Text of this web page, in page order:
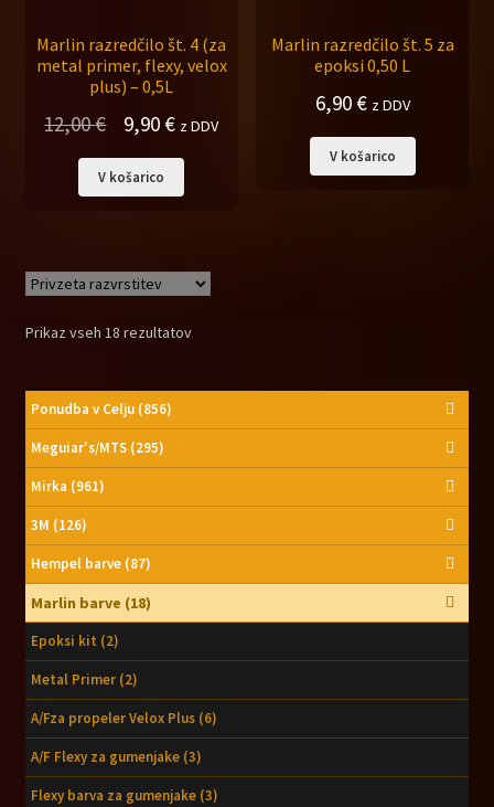
Marlin razredčilo št. 4 (za
metal primer, flexy, velox
plus) – 0,5L
12,00€
Izvirna
cena
je
9,90€Trenutna
cena
je:
z DDV
V košarico
Marlin razredčilo št. 5 za
epoksi 0,50 L
6,90 € z DDV
V košarico
Prikaz vseh 18 rezultatov
Ponudba v Celju (856)
Meguiar's/MTS (295)
Mirka (961)
3M (126)
Hempel barve (87)
Marlin barve (18)
Epoksi kit (2)
Metal Primer (2)
A/Fza propeler Velox Plus (6)
A/F Flexy za gumenjake (3)
Flexy barva za gumenjake (3)